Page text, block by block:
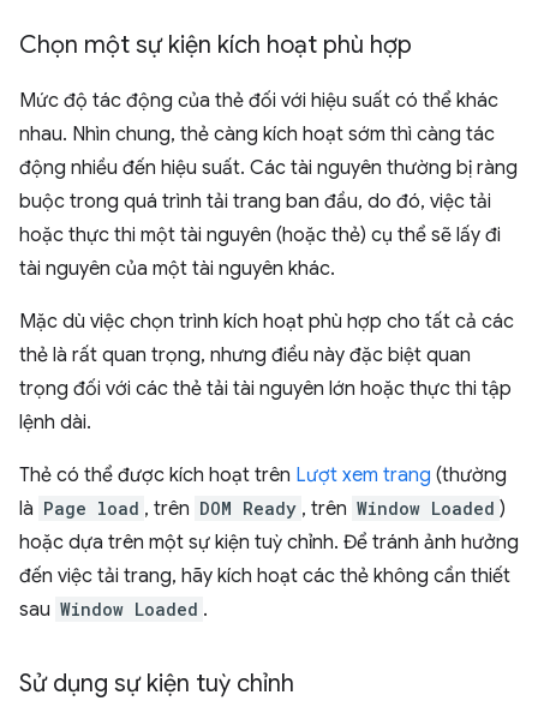
Chọn một sự kiện kích hoạt phù hợp
Mức độ tác động của thẻ đối với hiệu suất có thể khác
nhau. Nhìn chung, thẻ càng kích hoạt sớm thì càng tác
động nhiều đến hiệu suất. Các tài nguyên thường bị ràng
buộc trong quá trình tải trang ban đầu, do đó, việc tải
hoặc thực thi một tài nguyên (hoặc thẻ) cụ thể sẽ lấy đi
tài nguyên của một tài nguyên khác.
Mặc dù việc chọn trình kích hoạt phù hợp cho tất cả các
thẻ là rất quan trọng, nhưng điều này đặc biệt quan
trọng đối với các thẻ tải tài nguyên lớn hoặc thực thi tập
lệnh dài.
Thẻ có thể được kích hoạt trên Lượt xem trang (thường
là Page load , trên DOM Ready , trên Window Loaded )
hoặc dựa trên một sự kiện tuỳ chỉnh. Để tránh ảnh hưởng
đến việc tải trang, hãy kích hoạt các thẻ không cần thiết
sau Window Loaded .
Sử dụng sự kiện tuỳ chỉnh